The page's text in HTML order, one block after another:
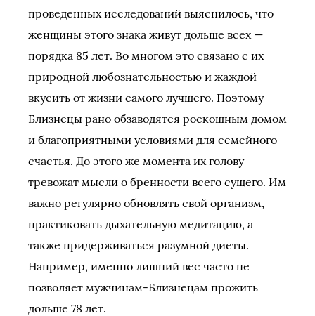
проведенных исследований выяснилось, что
женщины этого знака живут дольше всех —
порядка 85 лет. Во многом это связано с их
природной любознательностью и жаждой
вкусить от жизни самого лучшего. Поэтому
Близнецы рано обзаводятся роскошным домом
и благоприятными условиями для семейного
счастья. До этого же момента их голову
тревожат мысли о бренности всего сущего. Им
важно регулярно обновлять свой организм,
практиковать дыхательную медитацию, а
также придерживаться разумной диеты.
Например, именно лишний вес часто не
позволяет мужчинам-Близнецам прожить
дольше 78 лет.